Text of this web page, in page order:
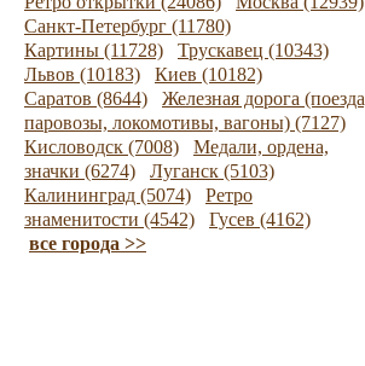
Санкт-Петербург (11780)
Картины (11728)
Трускавец (10343)
Львов (10183)
Киев (10182)
Саратов (8644)
Железная дорога
паровозы, локомотивы, вагоны) (7127)
Кисловодск (7008)
Медали, ордена,
значки (6274)
Луганск (5103)
Калининград (5074)
Ретро
знаменитости (4542)
Гусев (4162)
все города >>